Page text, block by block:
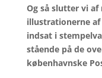
Og så slutter vi af
illustrationerne
indsat i
stående på de
københavnske